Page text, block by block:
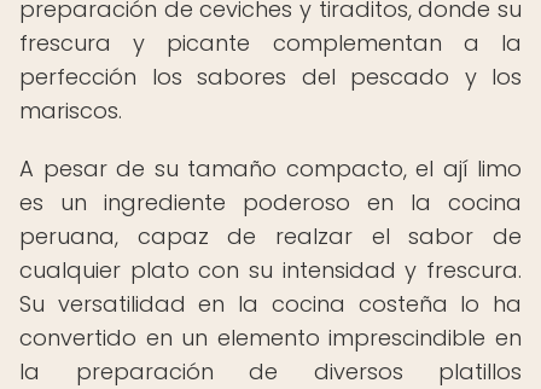
preparación de ceviches y tiraditos, donde su
frescura y picante complementan a la
perfección los sabores del pescado y los
mariscos.
A pesar de su tamaño compacto, el ají limo
es un ingrediente poderoso en la cocina
peruana, capaz de realzar el sabor de
cualquier plato con su intensidad y frescura.
Su versatilidad en la cocina costeña lo ha
convertido en un elemento imprescindible en
la preparación de diversos platillos